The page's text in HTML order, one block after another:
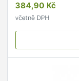
384,90 Kč
včetně DPH